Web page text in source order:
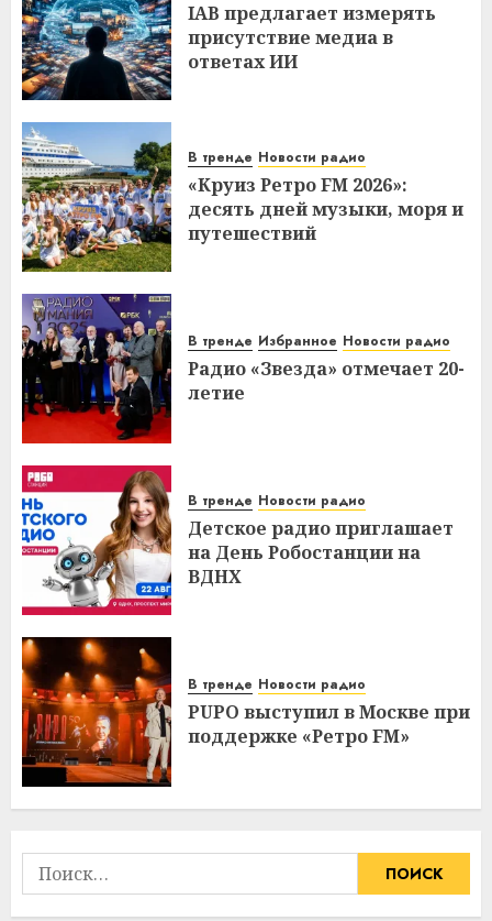
IAB предлагает измерять
присутствие медиа в
ответах ИИ
В тренде Новости радио
«Круиз Ретро FM 2026»:
десять дней музыки, моря и
путешествий
В тренде Избранное Новости радио
Радио «Звезда» отмечает 20-
летие
В тренде Новости радио
Детское радио приглашает
на День Робостанции на
ВДНХ
В тренде Новости радио
PUPO выступил в Москве при
поддержке «Ретро FM»
Найти: